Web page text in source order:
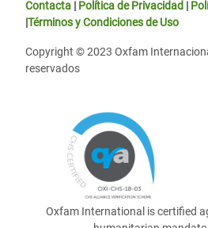
Contacta | Política de Privacidad |
|Términos y Condiciones de Uso
Copyright © 2023 Oxfam
reservados
Oxfam International is certified